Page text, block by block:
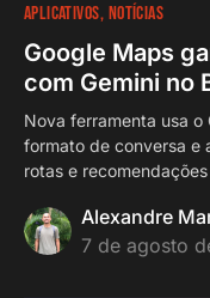
APLICATIVOS NOTÍCIAS
Google Maps
com Gemini no
Nova ferramenta usa
formato de conversa e
rotas e
Alexandre
7 de agosto